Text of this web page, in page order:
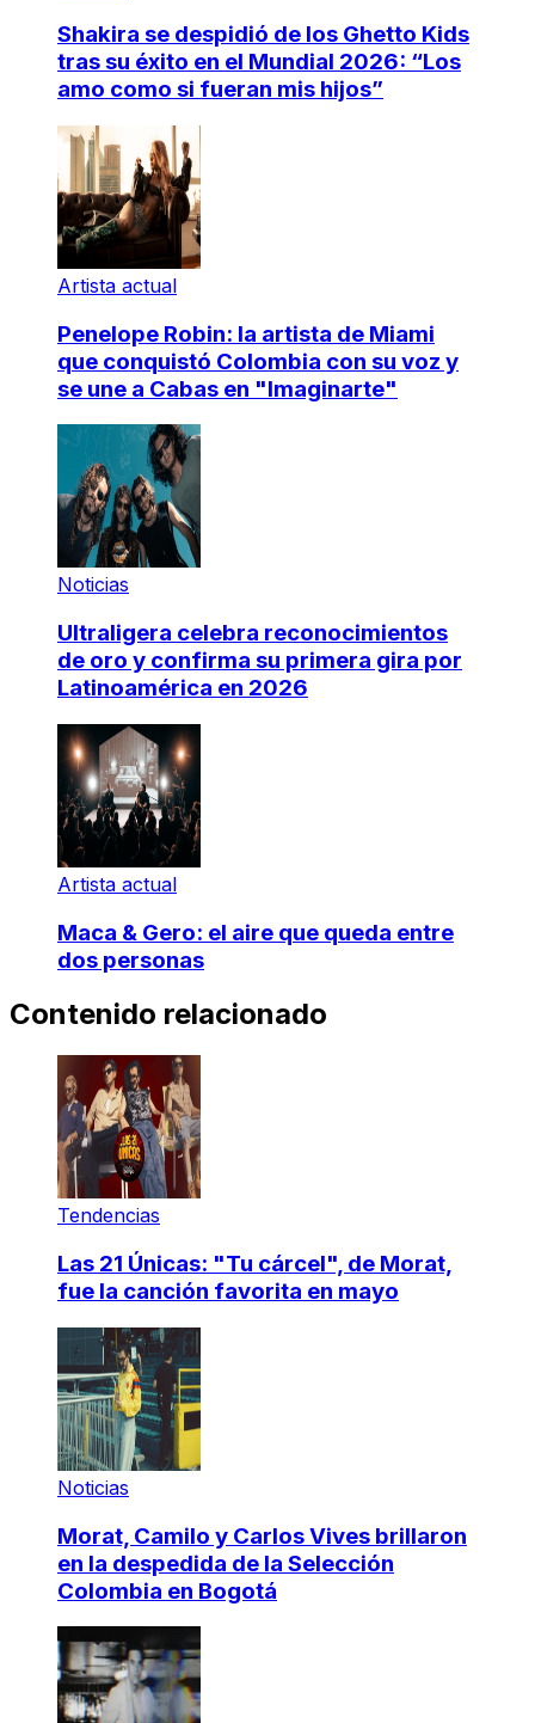
Shakira se despidió de los Ghetto Kids
tras su éxito en el Mundial 2026: “Los
amo como si fueran mis hijos”
Artista actual
Penelope Robin: la artista de Miami
que conquistó Colombia con su voz y
se une a Cabas en "Imaginarte"
Noticias
Ultraligera celebra reconocimientos
de oro y confirma su primera gira por
Latinoamérica en 2026
Artista actual
Maca & Gero: el aire que queda entre
dos personas
Contenido relacionado
Tendencias
Las 21 Únicas: "Tu cárcel", de Morat,
fue la canción favorita en mayo
Noticias
Morat, Camilo y Carlos Vives brillaron
en la despedida de la Selección
Colombia en Bogotá